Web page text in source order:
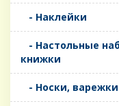
- Наклейки
- Настольные
книжки
- Носки,